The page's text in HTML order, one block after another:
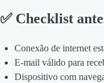
✅ Checklist
Conexão de internet
E‑mail válido para
Dispositivo com